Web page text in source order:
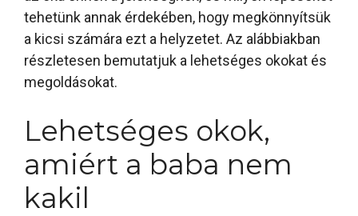
tehetünk annak érdekében, hogy megkönnyítsük
a kicsi számára ezt a helyzetet. Az alábbiakban
részletesen bemutatjuk a lehetséges okokat és
megoldásokat.
Lehetséges okok,
amiért a baba nem
kakil